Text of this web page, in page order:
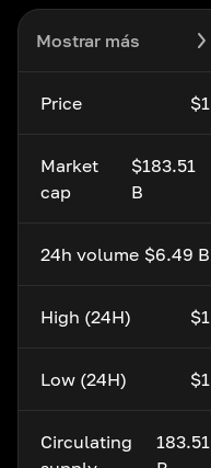
Mostrar más
Price $1
Market
cap
$183.51
B
24h volume $6.49 B
High (24H) $1
Low (24H) $1
Circulating
183.51